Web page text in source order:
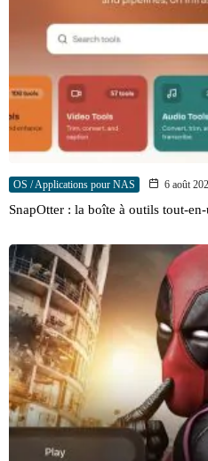
OS / Applications pour NAS 6 août
SnapOtter : la boîte à outils tout-